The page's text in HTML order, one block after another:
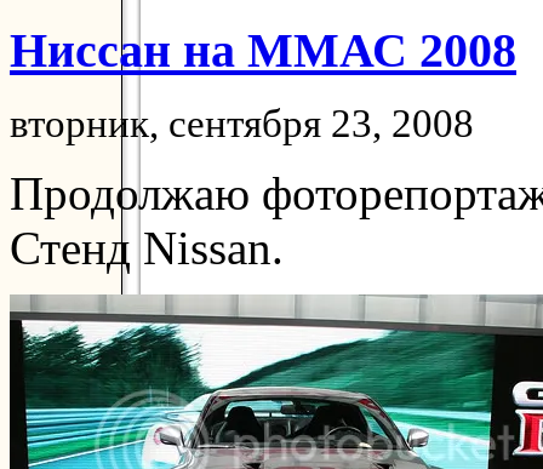
Ниссан на ММАС 2008
вторник, сентября 23, 2008
Продолжаю
Стенд Nissan.